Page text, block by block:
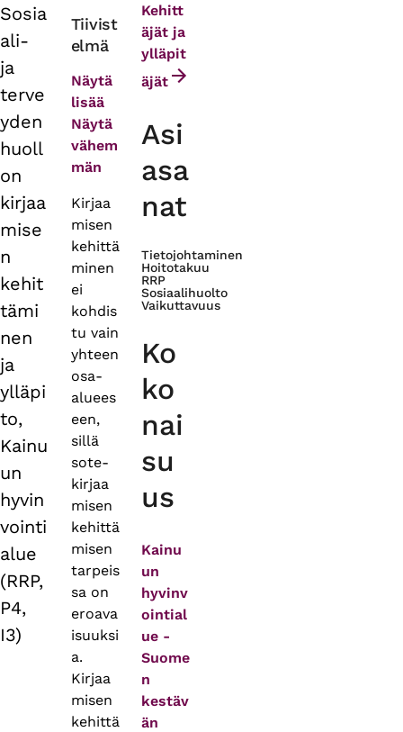
Primary
tabs
Sosia
ali-
ja
terve
yden
huoll
on
kirjaa
mise
n
kehit
tämi
nen
ja
ylläpi
to,
Kainu
un
hyvin
vointi
alue
(RRP,
P4,
I3)
Tiivist
elmä
Näytä
lisää
Näytä
vähem
män
Kirjaa
misen
kehittä
minen
ei
kohdis
tu vain
yhteen
osa-
aluees
een,
sillä
sote-
kirjaa
misen
kehittä
misen
tarpeis
sa on
eroava
isuuksi
a.
Kirjaa
misen
kehittä
Kehitt
äjät ja
ylläpit
äjät
Asi
asa
nat
Tietojohtaminen
Hoitotakuu
RRP
Sosiaalihuolto
Vaikuttavuus
Ko
ko
nai
su
us
Kainu
un
hyvinv
ointial
ue -
Suome
n
kestäv
än